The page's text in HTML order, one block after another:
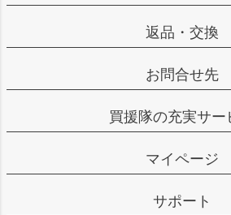
返品・交換
お問合せ先
買援隊の充実サー
マイページ
サポート